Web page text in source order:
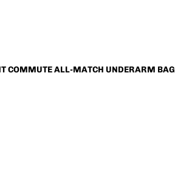
COMMUTE ALL-MATCH UNDERARM BAG